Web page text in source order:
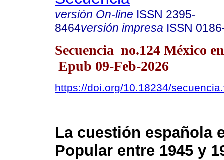
versión On-line ISSN 2395-
8464versión impresa ISSN
Secuencia no.124 México
Epub 09-Feb-2026
https://doi.org/10.18234/
La cuestión española
Popular entre 1945 y